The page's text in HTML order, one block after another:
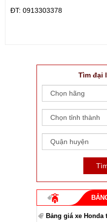
ÐT: 0913303378
Tìm đại
Bảng giá xe Honda